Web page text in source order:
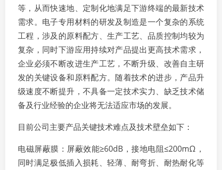
等，从而快速地、定制化地满足下游终端的最新技术
需求。电子专用材料的研发及制造是一个复杂的系统
工程，涉及的原料配方、生产工艺、品质控制均较为
复杂，同时下游应用持续对产品提出更高技术需求，
企业必须不断改进生产工艺，不断升级、改善自主研
发的关键设备和原料配方。随着技术的进步，产品升
级速度不断提升，不具备一定技术实力、缺乏技术储
备及行业经验的企业将无法适应市场的发展。
目前公司主要产品关键技术难点及技术壁垒如下：
电磁屏蔽膜：屏蔽效能≥60dB，接地电阻≤200mΩ，
同时满足极低插入损耗、轻薄、耐弯折、耐热耐化等